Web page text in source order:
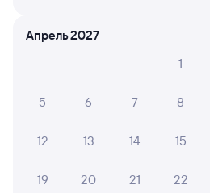
Апрель 2027
1
5 6 7 8
12 13 14 15
19 20 21 22